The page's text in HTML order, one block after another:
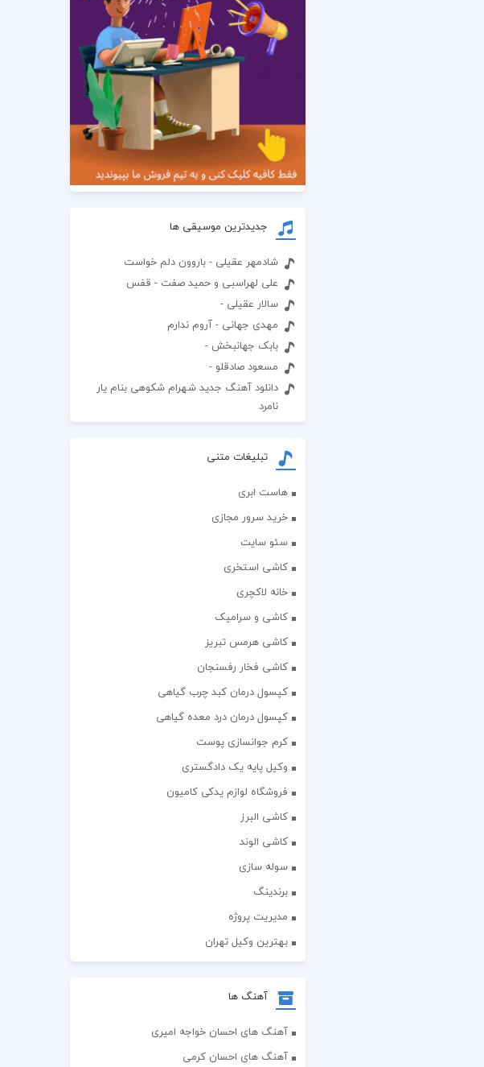
جدیدترین موسیقی ها
شادمهر عقیلی - باروون دلم خواست
علی لهراسبی و حمید صفت - قفس
سالار عقیلی -
مهدی جهانی - آروم ندارم
بابک جهانبخش -
مسعود صادقلو -
دانلود آهنگ جدید شهرام شکوهی بنام یار
نامرد
تبلیغات متنی
هاست ابری
خرید سرور مجازی
سئو سایت
کاشی استخری
خانه لاکچری
کاشی و سرامیک
کاشی هرمس تبریز
کاشی فخار رفسنجان
کپسول درمان کبد چرب گیاهی
کپسول درمان درد معده گیاهی
کرم جوانسازی پوست
وکیل پایه یک دادگستری
فروشگاه لوازم یدکی کامیون
کاشی البرز
کاشی الوند
سوله سازی
برندینگ
مدیریت پروژه
بهترین وکیل تهران
آهنگ ها
آهنگ های احسان خواجه امیری
آهنگ های احسان کرمی